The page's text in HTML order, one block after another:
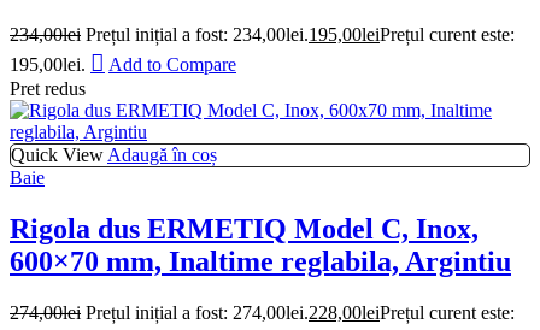
234,00lei Prețul inițial a fost: 234,00lei.195,00leiPrețul curent este:
195,00lei.
Add to Compare
Pret redus
Quick View Adaugă în coș
Baie
Rigola dus ERMETIQ Model C, Inox,
600×70 mm, Inaltime reglabila, Argintiu
274,00lei Prețul inițial a fost: 274,00lei.228,00leiPrețul curent este: